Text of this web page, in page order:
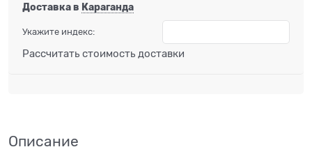
Доставка в Караганда
Укажите индекс:
Рассчитать стоимость доставки
Описание